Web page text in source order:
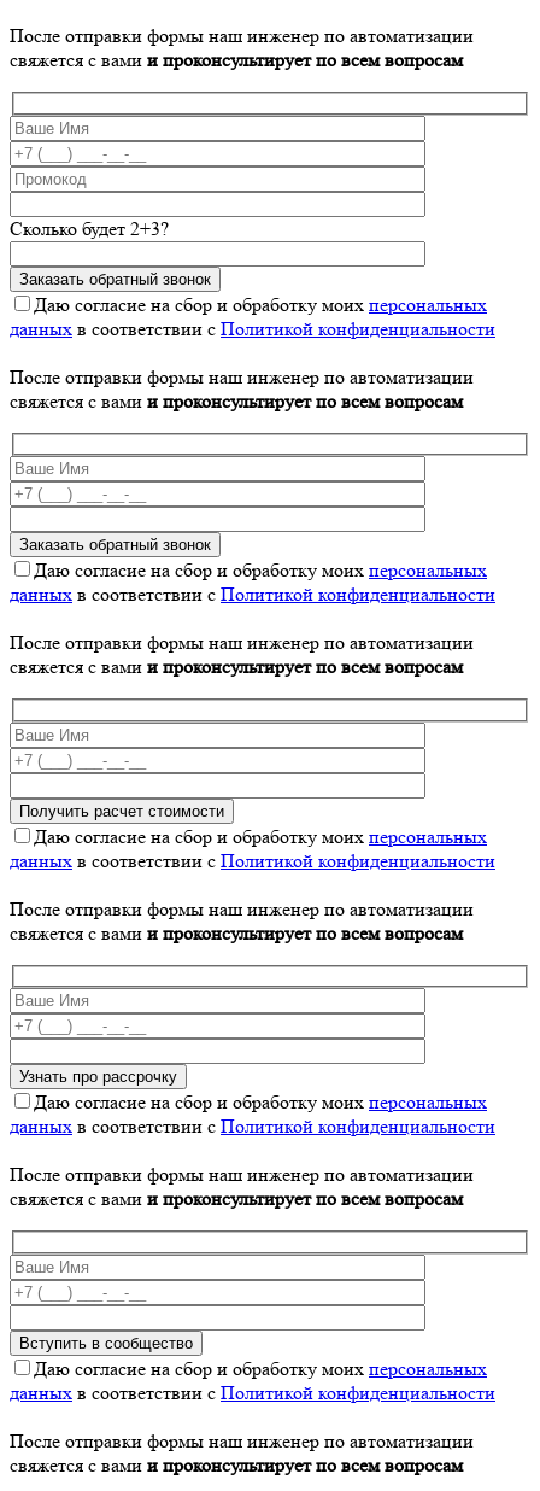
После отправки формы наш инженер по автоматизации
свяжется с вами и проконсультирует по всем вопросам
Сколько будет 2+3?
Даю согласие на сбор и обработку моих персональных
данных в соответствии с Политикой конфиденциальности
После отправки формы наш инженер по автоматизации
свяжется с вами и проконсультирует по всем вопросам
Даю согласие на сбор и обработку моих персональных
данных в соответствии с Политикой конфиденциальности
После отправки формы наш инженер по автоматизации
свяжется с вами и проконсультирует по всем вопросам
Даю согласие на сбор и обработку моих персональных
данных в соответствии с Политикой конфиденциальности
После отправки формы наш инженер по автоматизации
свяжется с вами и проконсультирует по всем вопросам
Даю согласие на сбор и обработку моих персональных
данных в соответствии с Политикой конфиденциальности
После отправки формы наш инженер по автоматизации
свяжется с вами и проконсультирует по всем вопросам
Даю согласие на сбор и обработку моих персональных
данных в соответствии с Политикой конфиденциальности
После отправки формы наш инженер по автоматизации
свяжется с вами и проконсультирует по всем вопросам